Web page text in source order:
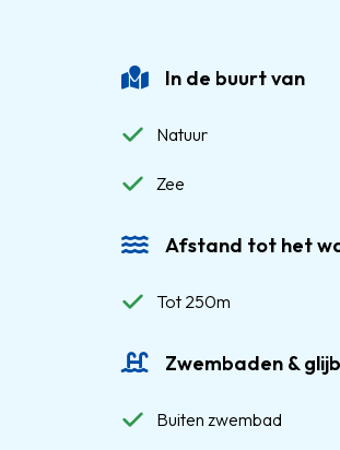
In de buurt van
Natuur
Zee
Afstand tot het
Tot 250m
Zwembaden &
Buiten zwembad